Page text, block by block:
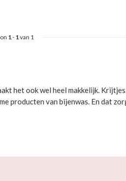
1- 1van 1
het ook wel heel makkelijk.
producten van bijenwas. En dat